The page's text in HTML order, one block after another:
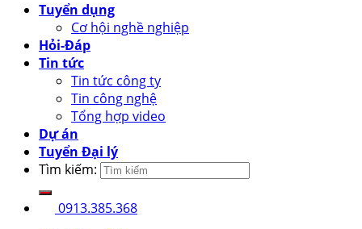
Tuyển dụng
Cơ hội nghề nghiệp
Hỏi-Đáp
Tin tức
Tin tức công ty
Tin công nghệ
Tổng hợp video
Dự án
Tuyển Đại lý
Tìm kiếm:
0913.385.368